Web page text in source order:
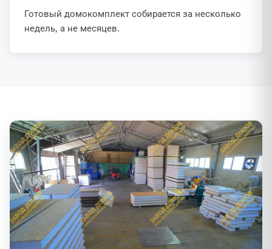
Готовый домокомплект собирается за несколько
недель, а не месяцев.